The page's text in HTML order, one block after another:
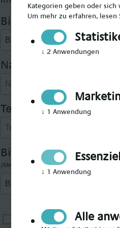
Bitte Anrede wählen*
Nachname angeben
Telefonnummer
Bitte gewünschten
(Mehrfachauswahl möglich)
Ich möchte in das
Kategorien geben oder
Um mehr zu erfahren, lesen
↓ 2 Anwendungen
↓ 1 Anwendung
↓ 1 Anwendung
Alle